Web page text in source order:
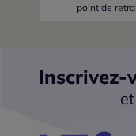
point de
Inscrivez-